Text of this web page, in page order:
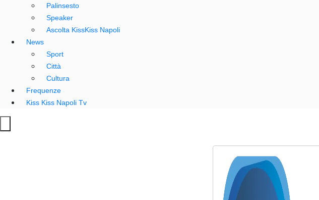
Palinsesto
Speaker
Ascolta KissKiss Napoli
News
Sport
Città
Cultura
Frequenze
Kiss Kiss Napoli Tv